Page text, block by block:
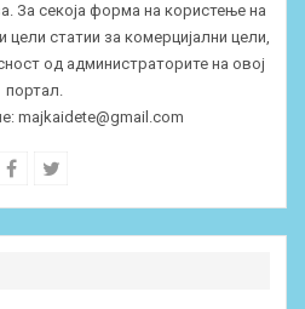
За секоја форма на користење на
цели статии за комерцијални цели,
од администраторите на овој
портал.
majkaidete@gmail.com